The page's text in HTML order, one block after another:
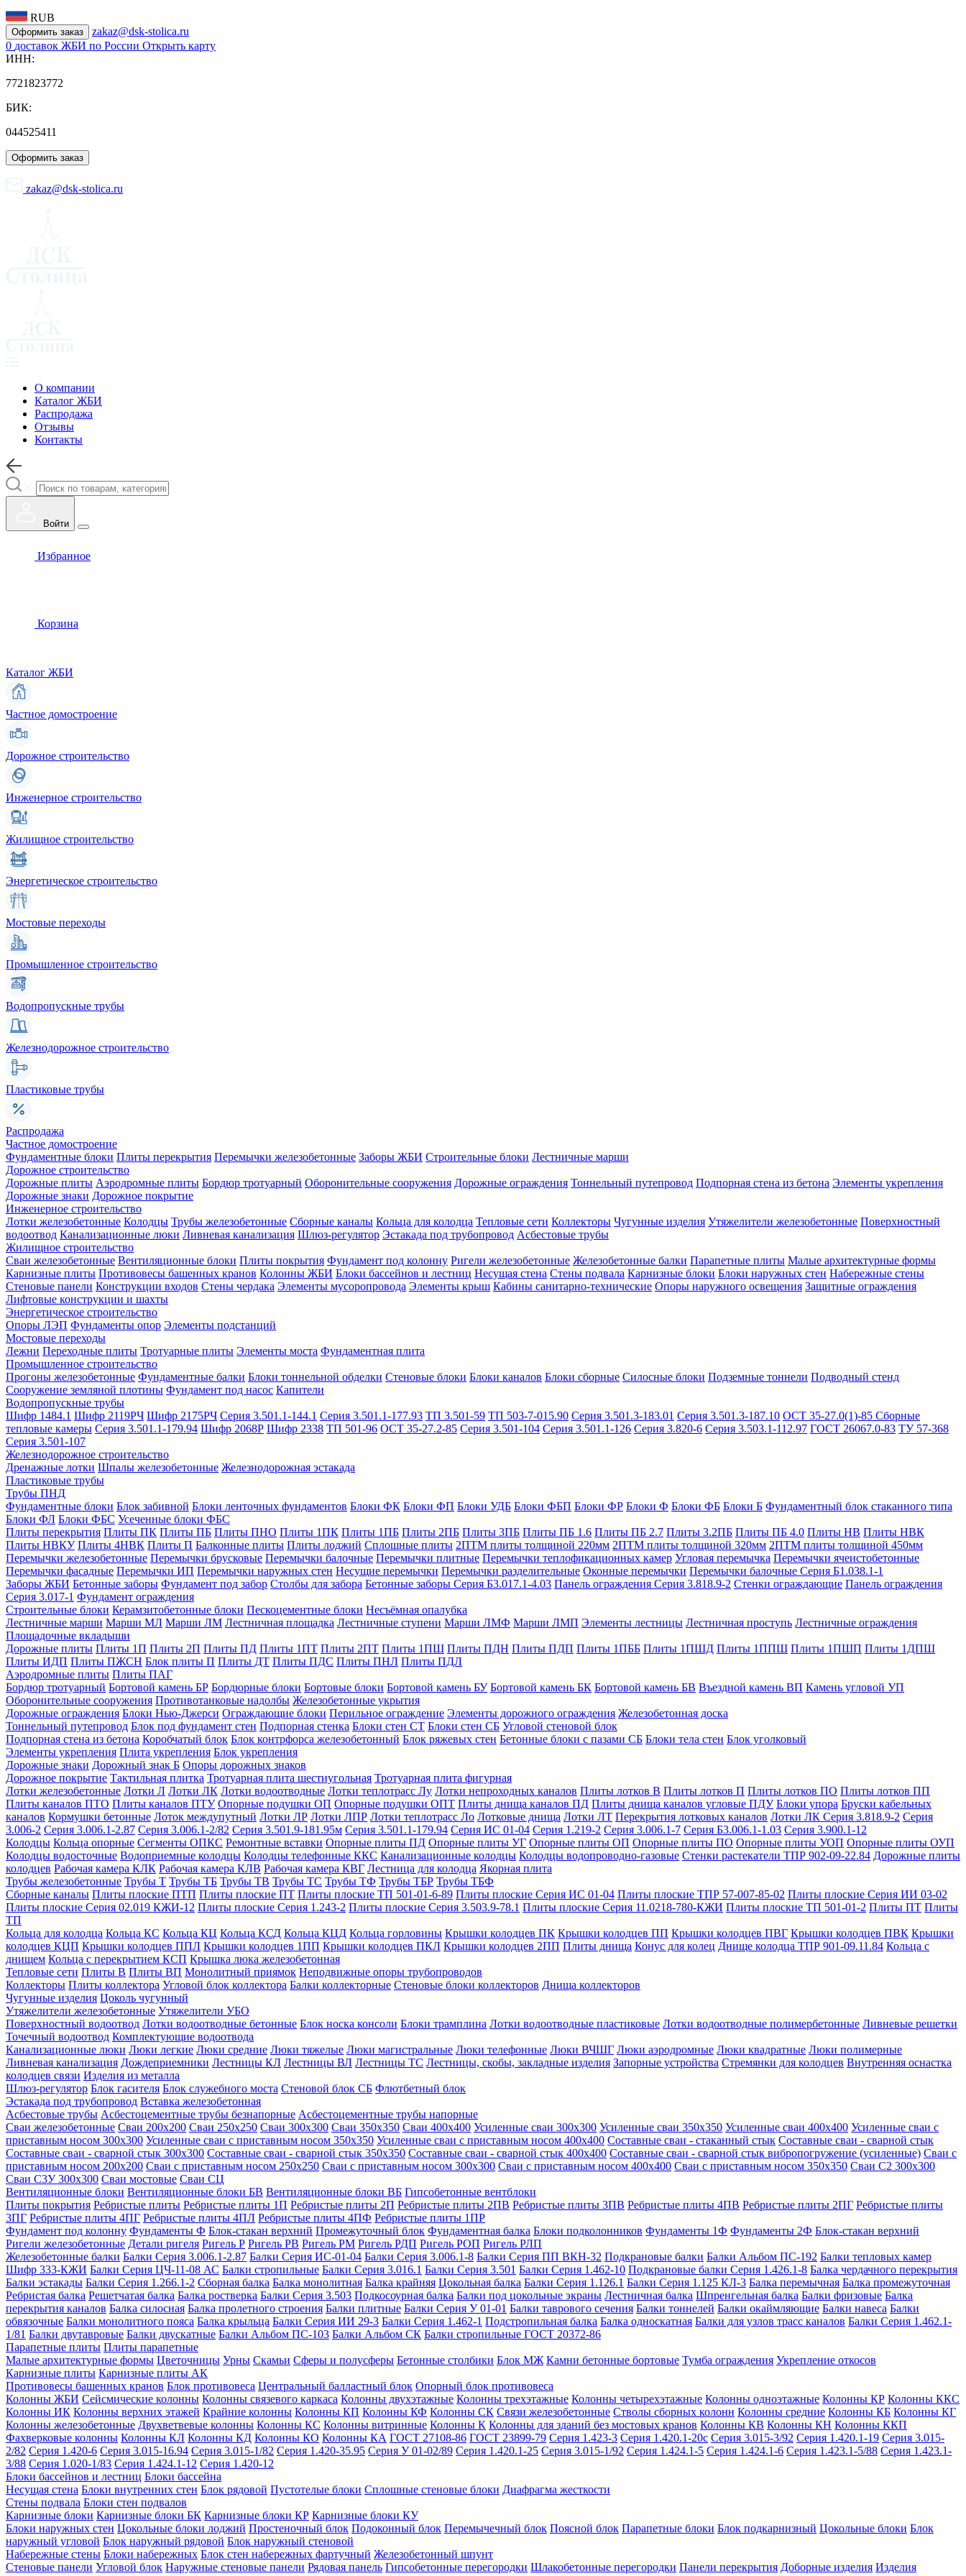
RUB
Оформить заказ
zakaz@dsk-stolica.ru
0 доставок ЖБИ по России Открыть карту
ИНН:
7721823772
БИК:
044525411
Оформить заказ
zakaz@dsk-stolica.ru
О компании
Каталог ЖБИ
Распродажа
Отзывы
Контакты
Войти
Избранное
Корзина
Каталог ЖБИ
Частное домостроение
Дорожное строительство
Инженерное строительство
Жилищное строительство
Энергетическое строительство
Мостовые переходы
Промышленное строительство
Водопропускные трубы
Железнодорожное строительство
Пластиковые трубы
Распродажа
Частное домостроение
Фундаментные блоки Плиты перекрытия Перемычки железобетонные Заборы ЖБИ Строительные блоки Лестничные марши
Дорожное строительство
Дорожные плиты Аэродромные плиты Бордюр тротуарный Оборонительные сооружения Дорожные ограждения Тоннельный путепровод Подпорная стена из бетона Элементы укрепления
Дорожные знаки Дорожное покрытие
Инженерное строительство
Лотки железобетонные Колодцы Трубы железобетонные Сборные каналы Кольца для колодца Тепловые сети Коллекторы Чугунные изделия Утяжелители железобетонные Поверхностный
водоотвод Канализационные люки Ливневая канализация Шлюз-регулятор Эстакада под трубопровод Асбестовые трубы
Жилищное строительство
Сваи железобетонные Вентиляционные блоки Плиты покрытия Фундамент под колонну Ригели железобетонные Железобетонные балки Парапетные плиты Малые архитектурные формы
Карнизные плиты Противовесы башенных кранов Колонны ЖБИ Блоки бассейнов и лестниц Несущая стена Стены подвала Карнизные блоки Блоки наружных стен Набережные стены
Стеновые панели Конструкции входов Стены чердака Элементы мусоропровода Элементы крыш Кабины санитарно-технические Опоры наружного освещения Защитные ограждения
Лифтовые конструкции и шахты
Энергетическое строительство
Опоры ЛЭП Фундаменты опор Элементы подстанций
Мостовые переходы
Лежни Переходные плиты Тротуарные плиты Элементы моста Фундаментная плита
Промышленное строительство
Прогоны железобетонные Фундаментные балки Блоки тоннельной обделки Стеновые блоки Блоки каналов Блоки сборные Силосные блоки Подземные тоннели Подводный стенд
Сооружение земляной плотины Фундамент под насос Капители
Водопропускные трубы
Шифр 1484.1 Шифр 2119РЧ Шифр 2175РЧ Серия 3.501.1-144.1 Серия 3.501.1-177.93 ТП 3.501-59 ТП 503-7-015.90 Серия 3.501.3-183.01 Серия 3.501.3-187.10 ОСТ 35-27.0(1)-85 Сборные
тепловые камеры Серия 3.501.1-179.94 Шифр 2068Р Шифр 2338 ТП 501-96 ОСТ 35-27.2-85 Серия 3.501-104 Серия 3.501.1-126 Серия 3.820-6 Серия 3.503.1-112.97 ГОСТ 26067.0-83 ТУ 57-368
Серия 3.501-107
Железнодорожное строительство
Дренажные лотки Шпалы железобетонные Железнодорожная эстакада
Пластиковые трубы
Трубы ПНД
Фундаментные блоки Блок забивной Блоки ленточных фундаментов Блоки ФК Блоки ФП Блоки УДБ Блоки ФБП Блоки ФР Блоки Ф Блоки ФБ Блоки Б Фундаментный блок стаканного типа
Блоки ФЛ Блоки ФБС Усеченные блоки ФБС
Плиты перекрытия Плиты ПК Плиты ПБ Плиты ПНО Плиты 1ПК Плиты 1ПБ Плиты 2ПБ Плиты 3ПБ Плиты ПБ 1.6 Плиты ПБ 2.7 Плиты 3.2ПБ Плиты ПБ 4.0 Плиты НВ Плиты НВК
Плиты НВКУ Плиты 4НВК Плиты П Балконные плиты Плиты лоджий Сплошные плиты 2ПТМ плиты толщиной 220мм 2ПТМ плиты толщиной 320мм 2ПТМ плиты толщиной 450мм
Перемычки железобетонные Перемычки брусковые Перемычки балочные Перемычки плитные Перемычки теплофикационных камер Угловая перемычка Перемычки ячеистобетонные
Перемычки фасадные Перемычки ИП Перемычки наружных стен Несущие перемычки Перемычки разделительные Оконные перемычки Перемычки балочные Серия Б1.038.1-1
Заборы ЖБИ Бетонные заборы Фундамент под забор Столбы для забора Бетонные заборы Серия Б3.017.1-4.03 Панель ограждения Серия 3.818.9-2 Стенки ограждающие Панель ограждения
Серия 3.017-1 Фундамент ограждения
Строительные блоки Керамзитобетонные блоки Пескоцементные блоки Несъёмная опалубка
Лестничные марши Марши МЛ Марши ЛМ Лестничная площадка Лестничные ступени Марши ЛМФ Марши ЛМП Элементы лестницы Лестничная проступь Лестничные ограждения
Площадочные вкладыши
Дорожные плиты Плиты 1П Плиты 2П Плиты ПД Плиты 1ПТ Плиты 2ПТ Плиты 1ПШ Плиты ПДН Плиты ПДП Плиты 1ПББ Плиты 1ПШД Плиты 1ППШ Плиты 1ПШП Плиты 1ДПШ
Плиты ИДП Плиты ПЖСН Блок плиты П Плиты ДТ Плиты ПДС Плиты ПНЛ Плиты ПДЛ
Аэродромные плиты Плиты ПАГ
Бордюр тротуарный Бортовой камень БР Бордюрные блоки Бортовые блоки Бортовой камень БУ Бортовой камень БК Бортовой камень БВ Въездной камень ВП Камень угловой УП
Оборонительные сооружения Противотанковые надолбы Железобетонные укрытия
Дорожные ограждения Блоки Нью-Джерси Ограждающие блоки Перильное ограждение Элементы дорожного ограждения Железобетонная доска
Тоннельный путепровод Блок под фундамент стен Подпорная стенка Блоки стен СТ Блоки стен СБ Угловой стеновой блок
Подпорная стена из бетона Коробчатый блок Блок контрфорса железобетонный Блок ряжевых стен Бетонные блоки с пазами СБ Блоки тела стен Блок уголковый
Элементы укрепления Плита укрепления Блок укрепления
Дорожные знаки Дорожный знак Б Опоры дорожных знаков
Дорожное покрытие Тактильная плитка Тротуарная плита шестиугольная Тротуарная плита фигурная
Лотки железобетонные Лотки Л Лотки ЛК Лотки водоотводные Лотки теплотрасс Лу Лотки непроходных каналов Плиты лотков В Плиты лотков П Плиты лотков ПО Плиты лотков ПП
Плиты каналов ПТО Плиты каналов ПТУ Опорные подушки ОП Опорные подушки ОПТ Плиты днища каналов ПД Плиты днища каналов угловые ПДУ Блоки упора Бруски кабельных
каналов Кормушки бетонные Лоток междупутный Лотки ЛР Лотки ЛПР Лотки теплотрасс Ло Лотковые днища Лотки ЛТ Перекрытия лотковых каналов Лотки ЛК Серия 3.818.9-2 Серия
3.006-2 Серия 3.006.1-2.87 Серия 3.006.1-2/82 Серия 3.501.9-181.95м Серия 3.501.1-179.94 Серия ИС 01-04 Серия 1.219-2 Серия 3.006.1-7 Серия Б3.006.1-1.03 Серия 3.900.1-12
Колодцы Кольца опорные Сегменты ОПКС Ремонтные вставки Опорные плиты ПД Опорные плиты УГ Опорные плиты ОП Опорные плиты ПО Опорные плиты УОП Опорные плиты ОУП
Колодцы водосточные Водоприемные колодцы Колодцы телефонные ККС Канализационные колодцы Колодцы водопроводно-газовые Стенки растекатели ТПР 902-09-22.84 Дорожные плиты
колодцев Рабочая камера КЛК Рабочая камера КЛВ Рабочая камера КВГ Лестница для колодца Якорная плита
Трубы железобетонные Трубы Т Трубы ТБ Трубы ТВ Трубы ТС Трубы ТФ Трубы ТБР Трубы ТБФ
Сборные каналы Плиты плоские ПТП Плиты плоские ПТ Плиты плоские ТП 501-01-6-89 Плиты плоские Серия ИС 01-04 Плиты плоские ТПР 57-007-85-02 Плиты плоские Серия ИИ 03-02
Плиты плоские Серия 02.019 КЖИ-12 Плиты плоские Серия 1.243-2 Плиты плоские Серия 3.503.9-78.1 Плиты плоские Серия 11.0218-780-КЖИ Плиты плоские ТП 501-01-2 Плиты ПТ Плиты
ТП
Кольца для колодца Кольца КС Кольца КЦ Кольца КСД Кольца КЦД Кольца горловины Крышки колодцев ПК Крышки колодцев ПП Крышки колодцев ПВГ Крышки колодцев ПВК Крышки
колодцев КЦП Крышки колодцев ППЛ Крышки колодцев 1ПП Крышки колодцев ПКЛ Крышки колодцев 2ПП Плиты днища Конус для колец Днище колодца ТПР 901-09.11.84 Кольца с
днищем Кольца с перекрытием КСП Крышка люка железобетонная
Тепловые сети Плиты В Плиты ВП Монолитный приямок Неподвижные опоры трубопроводов
Коллекторы Плиты коллектора Угловой блок коллектора Балки коллекторные Стеновые блоки коллекторов Днища коллекторов
Чугунные изделия Цоколь чугунный
Утяжелители железобетонные Утяжелители УБО
Поверхностный водоотвод Лотки водоотводные бетонные Блок носка консоли Блоки трамплина Лотки водоотводные пластиковые Лотки водоотводные полимербетонные Ливневые решетки
Точечный водоотвод Комплектующие водоотвода
Канализационные люки Люки легкие Люки средние Люки тяжелые Люки магистральные Люки телефонные Люки ВЧШГ Люки аэродромные Люки квадратные Люки полимерные
Ливневая канализация Дождеприемники Лестницы КЛ Лестницы ВЛ Лестницы ТС Лестницы, скобы, закладные изделия Запорные устройства Стремянки для колодцев Внутренняя оснастка
колодцев связи Изделия из металла
Шлюз-регулятор Блок гасителя Блок служебного моста Стеновой блок СБ Флютбетный блок
Эстакада под трубопровод Вставка железобетонная
Асбестовые трубы Асбестоцементные трубы безнапорные Асбестоцементные трубы напорные
Сваи железобетонные Сваи 200х200 Сваи 250х250 Сваи 300х300 Сваи 350х350 Сваи 400х400 Усиленные сваи 300х300 Усиленные сваи 350х350 Усиленные сваи 400х400 Усиленные сваи с
приставным носом 300х300 Усиленные сваи с приставным носом 350х350 Усиленные сваи с приставным носом 400х400 Составные сваи - стаканный стык Составные сваи - сварной стык
Составные сваи - сварной стык 300х300 Составные сваи - сварной стык 350х350 Составные сваи - сварной стык 400х400 Составные сваи - сварной стык вибропогружение (усиленные) Сваи с
приставным носом 200х200 Сваи с приставным носом 250х250 Сваи с приставным носом 300х300 Сваи с приставным носом 400х400 Сваи с приставным носом 350х350 Сваи С2 300х300
Сваи С3У 300х300 Сваи мостовые Сваи СЦ
Вентиляционные блоки Вентиляционные блоки БВ Вентиляционные блоки ВБ Гипсобетонные вентблоки
Плиты покрытия Ребристые плиты Ребристые плиты 1П Ребристые плиты 2П Ребристые плиты 2ПВ Ребристые плиты 3ПВ Ребристые плиты 4ПВ Ребристые плиты 2ПГ Ребристые плиты
3ПГ Ребристые плиты 4ПГ Ребристые плиты 4ПЛ Ребристые плиты 4ПФ Ребристые плиты 1ПР
Фундамент под колонну Фундаменты Ф Блок-стакан верхний Промежуточный блок Фундаментная балка Блоки подколонников Фундаменты 1Ф Фундаменты 2Ф Блок-стакан верхний
Ригели железобетонные Детали ригеля Ригель Р Ригель РВ Ригель РМ Ригель РДП Ригель РОП Ригель РЛП
Железобетонные балки Балки Серия 3.006.1-2.87 Балки Серия ИС-01-04 Балки Серия 3.006.1-8 Балки Серия ПП ВКН-32 Подкрановые балки Балки Альбом ПС-192 Балки тепловых камер
Шифр 333-КЖИ Балки Серия ЦЧ-11-08 АС Балки стропильные Балки Серия 3.016.1 Балки Серия 3.501 Балки Серия 1.462-10 Подкрановые балки Серия 1.426.1-8 Балка чердачного перекрытия
Балки эстакады Балки Серия 1.266.1-2 Сборная балка Балка монолитная Балка крайняя Цокольная балка Балки Серия 1.126.1 Балки Серия 1.125 КЛ-3 Балка перемычная Балка промежуточная
Ребристая балка Решетчатая балка Балка ростверка Балки Серия 3.503 Подкосоурная балка Балки под цокольные экраны Лестничная балка Шпренгельная балка Балки фризовые Балка
перекрытия каналов Балка силосная Балка пролетного строения Балки плитные Балки Серия У 01-01 Балки таврового сечения Балки тоннелей Балки окаймляющие Балки навеса Балки
обвязочные Балки монолитного пояса Балка крыльца Балки Серия ИИ 29-3 Балки Серия 1.462-1 Подстропильная балка Балка односкатная Балки для узлов трасс каналов Балки Серия 1.462.1-
1/81 Балки двутавровые Балки двускатные Балки Альбом ПС-103 Балки Альбом СК Балки стропильные ГОСТ 20372-86
Парапетные плиты Плиты парапетные
Малые архитектурные формы Цветочницы Урны Скамьи Сферы и полусферы Бетонные столбики Блок МЖ Камни бетонные бортовые Тумба ограждения Укрепление откосов
Карнизные плиты Карнизные плиты АК
Противовесы башенных кранов Блок противовеса Центральный балластный блок Опорный блок противовеса
Колонны ЖБИ Сейсмические колонны Колонны связевого каркаса Колонны двухэтажные Колонны трехэтажные Колонны четырехэтажные Колонны одноэтажные Колонны КР Колонны ККС
Колонны ИК Колонны верхних этажей Крайние колонны Колонны КП Колонны КФ Колонны СК Связи железобетонные Стволы сборных колонн Колонны средние Колонны КБ Колонны КГ
Колонны железобетонные Двухветвевые колонны Колонны КС Колонны витринные Колонны К Колонны для зданий без мостовых кранов Колонны КВ Колонны КН Колонны ККП
Фахверковые колонны Колонны КЛ Колонны КД Колонны КО Колонны КА ГОСТ 27108-86 ГОСТ 23899-79 Серия 1.423-3 Серия 1.420.1-20с Серия 3.015-3/92 Серия 1.420.1-19 Серия 3.015-
2/82 Серия 1.420-6 Серия 3.015-16.94 Серия 3.015-1/82 Серия 1.420-35.95 Серия У 01-02/89 Серия 1.420.1-25 Серия 3.015-1/92 Серия 1.424.1-5 Серия 1.424.1-6 Серия 1.423.1-5/88 Серия 1.423.1-
3/88 Серия 1.020-1/83 Серия 1.424.1-12 Серия 1.420-12
Блоки бассейнов и лестниц Блоки бассейна
Несущая стена Блоки внутренних стен Блок рядовой Пустотелые блоки Сплошные стеновые блоки Диафрагма жесткости
Стены подвала Блоки стен подвалов
Карнизные блоки Карнизные блоки БК Карнизные блоки КР Карнизные блоки КУ
Блоки наружных стен Цокольные блоки лоджий Простеночный блок Подоконный блок Перемычечный блок Поясной блок Парапетные блоки Блок подкарнизный Цокольные блоки Блок
наружный угловой Блок наружный рядовой Блок наружный стеновой
Набережные стены Блоки набережных Блок стен набережных фартучный Железобетонный шпунт
Стеновые панели Угловой блок Наружные стеновые панели Рядовая панель Гипсобетонные перегородки Шлакобетонные перегородки Панели перекрытия Доборные изделия Изделия